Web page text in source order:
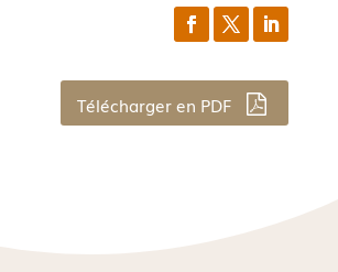
Télécharger en PDF